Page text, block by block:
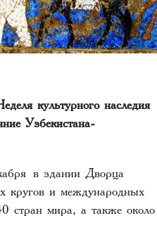
культурного наследия
Узбекистана-
в здании Дворца
кругов и международных
стран мира, а также около